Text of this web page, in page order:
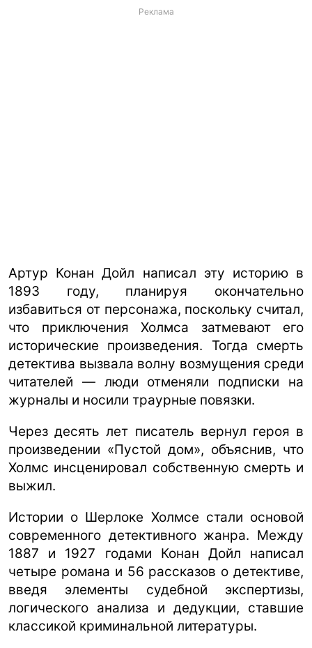
Реклама
Артур Конан Дойл написал эту историю в
1893 году, планируя окончательно
избавиться от персонажа, поскольку считал,
что приключения Холмса затмевают его
исторические произведения. Тогда смерть
детектива вызвала волну возмущения среди
читателей — люди отменяли подписки на
журналы и носили траурные повязки.
Через десять лет писатель вернул героя в
произведении «Пустой дом», объяснив, что
Холмс инсценировал собственную смерть и
выжил.
Истории о Шерлоке Холмсе стали основой
современного детективного жанра. Между
1887 и 1927 годами Конан Дойл написал
четыре романа и 56 рассказов о детективе,
введя элементы судебной экспертизы,
логического анализа и дедукции, ставшие
классикой криминальной литературы.